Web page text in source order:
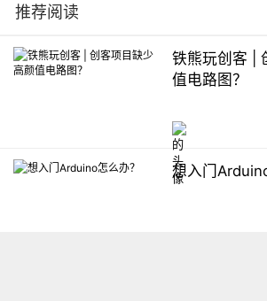
推荐阅读
铁熊玩创客 |
值电路图？
想入门